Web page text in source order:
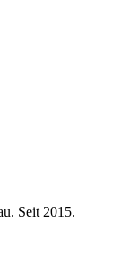
Seit 2015.